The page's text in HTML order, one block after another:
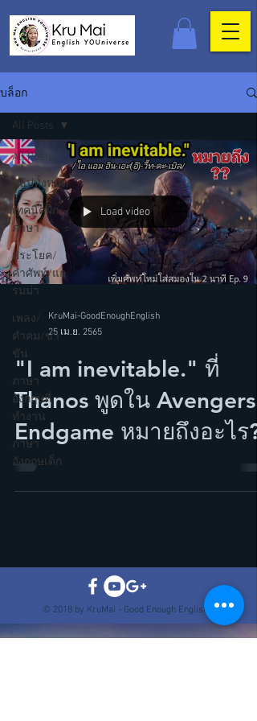
บล็อก
All Posts
คลิปทั้งหมด
เทคนิคฝึก
ภาษา
ประโยค/
คำศัพท์/แก
รมม่า
เพลง/
คำคม/ขำ
ขัน
ภาษา
อังกฤษที่
ทำงาน
ภาษา
อังกฤษเด็ก
All Posts
Load video
KruMai-GoodEnoughEnglish
25 เม.ย. 2565
"I am inevitable." ที่
Thanos พูดใน Avengers
Endgame หมายถึงอะไร?
© 2018 by KruMai - Good Enough English.